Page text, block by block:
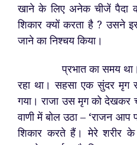
खाने के लिए अनेक चीजें पैदा
शिकार क्यों करता है ? उसने
जाने का निश्चय किया।
प्रभात का समय था।
रहा था। सहसा एक सुंदर मृग
गया। राजा उस मृग को देखकर
वाणी में बोल उठा – ‘राजन आप
शिकार करते हैं। मेरे शरीर के